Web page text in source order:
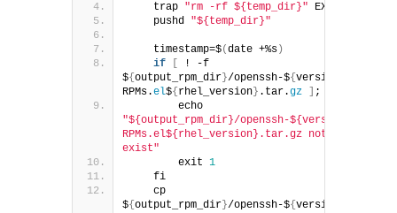
    trap
"rm -rf ${temp_dir}" EXIT
    pushd
"${temp_dir}"
    timestamp=$
(date +%s )
if
! -f
${ output_rpm_dir }/openssh-${ version
RPMs.el${ rhel_version } .tar.gz ;
"${output_rpm_dir}/openssh-${version}-
RPMs.el${rhel_version}.tar.gz not
exist"
        exit
1
    fi
    cp
${ output_rpm_dir }/openssh-${ version